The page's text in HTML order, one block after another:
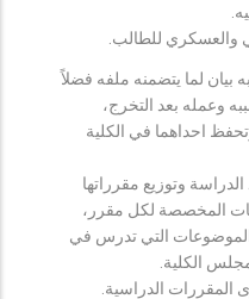
والعسكري للطالب.
لما يتضمنه ملفه فضلاً
وعمله بعد التخرج،
احداهما في الكلية
الدراسة وتوزيع مقرراتها
المخصصة لكل مقرر،
التي تدرس في
الكلية.
المقررات الدراسية.